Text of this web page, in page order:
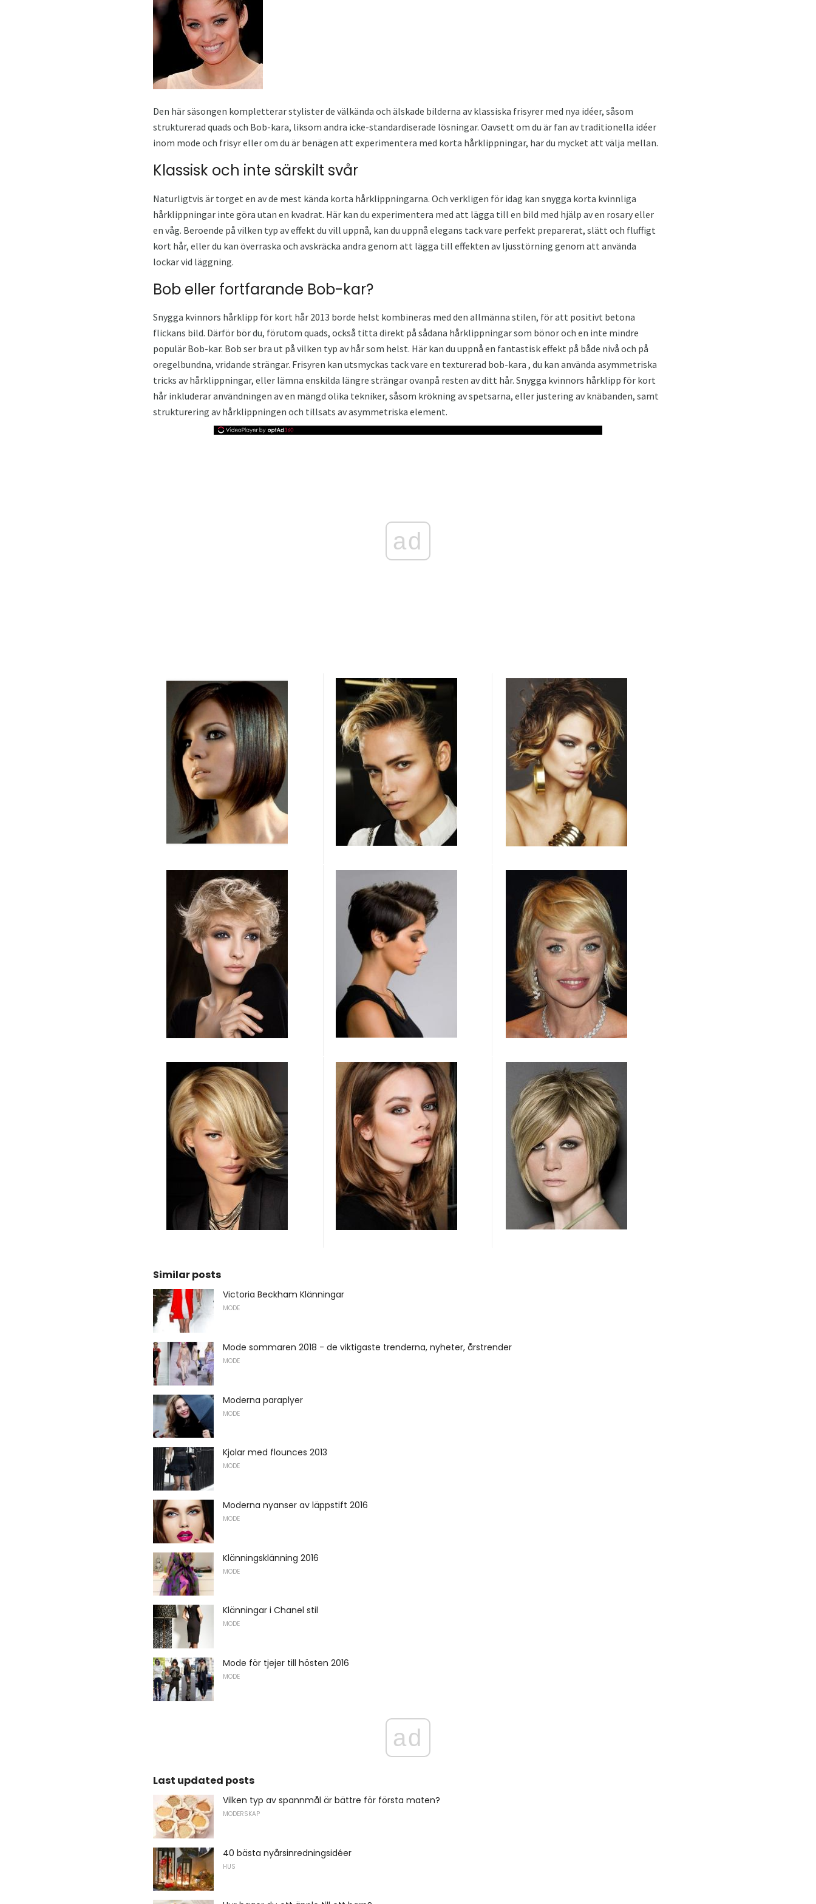
Den här säsongen kompletterar stylister de välkända och älskade bilderna av klassiska frisyrer med nya idéer, såsom
strukturerad quads och Bob-kara, liksom andra icke-standardiserade lösningar. Oavsett om du är fan av traditionella idéer
inom mode och frisyr eller om du är benägen att experimentera med korta hårklippningar, har du mycket att välja mellan.
Klassisk och inte särskilt svår
Naturligtvis är torget en av de mest kända korta hårklippningarna. Och verkligen för idag kan snygga korta kvinnliga
hårklippningar inte göra utan en kvadrat. Här kan du experimentera med att lägga till en bild med hjälp av en rosary eller
en våg. Beroende på vilken typ av effekt du vill uppnå, kan du uppnå elegans tack vare perfekt preparerat, slätt och fluffigt
kort hår, eller du kan överraska och avskräcka andra genom att lägga till effekten av ljusstörning genom att använda
lockar vid läggning.
Bob eller fortfarande Bob-kar?
Snygga kvinnors hårklipp för kort hår 2013 borde helst kombineras med den allmänna stilen, för att positivt betona
flickans bild. Därför bör du, förutom quads, också titta direkt på sådana hårklippningar som bönor och en inte mindre
populär Bob-kar. Bob ser bra ut på vilken typ av hår som helst. Här kan du uppnå en fantastisk effekt på både nivå och på
oregelbundna, vridande strängar. Frisyren kan utsmyckas tack vare en texturerad bob-kara , du kan använda asymmetriska
tricks av hårklippningar, eller lämna enskilda längre strängar ovanpå resten av ditt hår. Snygga kvinnors hårklipp för kort
hår inkluderar användningen av en mängd olika tekniker, såsom krökning av spetsarna, eller justering av knäbanden, samt
strukturering av hårklippningen och tillsats av asymmetriska element.
ad
Similar posts
Victoria Beckham Klänningar
MODE
Mode sommaren 2018 - de viktigaste trenderna, nyheter, årstrender
MODE
Moderna paraplyer
MODE
Kjolar med flounces 2013
MODE
Moderna nyanser av läppstift 2016
MODE
Klänningsklänning 2016
MODE
Klänningar i Chanel stil
MODE
Mode för tjejer till hösten 2016
MODE
ad
Last updated posts
Vilken typ av spannmål är bättre för första maten?
MODERSKAP
40 bästa nyårsinredningsidéer
HUS